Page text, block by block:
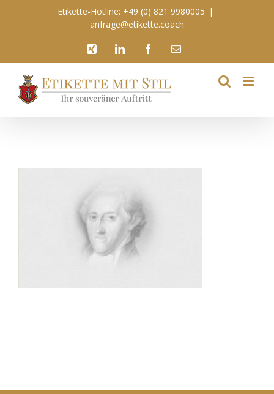
Etikette-Hotline: +49 (0) 821 9980005 |
anfrage@etikette.coach
Xing LinkedIn Facebook
E-